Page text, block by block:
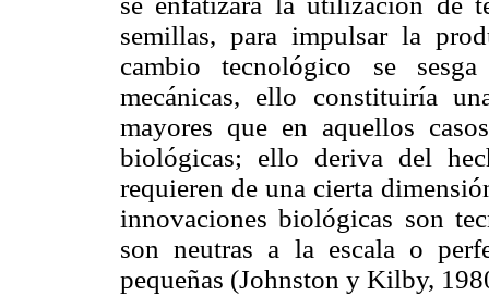
semillas, para impulsar la
cambio tecnológico se
mecánicas, ello constituiría
mayores que en aquellos
biológicas; ello deriva del
requieren de una cierta
innovaciones biológicas son
son neutras a la escala o
pequeñas (Johnston y Kilby,